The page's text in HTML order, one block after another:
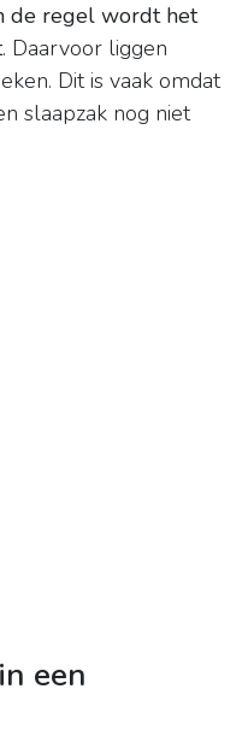
de regel wordt het
. Daarvoor liggen
Dit is vaak omdat
slaapzak nog niet
een